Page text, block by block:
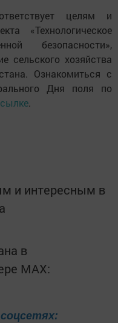
целям и
«Технологическое
безопасности»,
сельского хозяйства
Ознакомиться с
Дня поля по
.
и интересным в
в
MАХ: